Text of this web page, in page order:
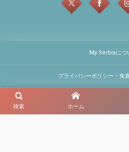
検索 ホーム
My Serbiaにつ
プライバシーポリシー・免